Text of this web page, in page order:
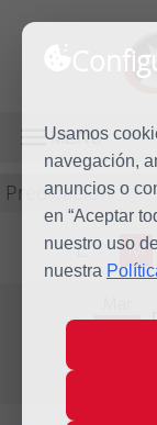
Usamos
navegación,
anuncios o
en “Aceptar
nuestro uso
nuestra
MENÚ
Predicación
L M
2